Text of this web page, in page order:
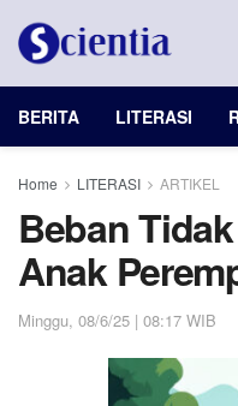
BERITA LITERASI
Home LITERASI ARTIKEL
Beban
Anak
Minggu, 08/6/25 | 08:17 WIB